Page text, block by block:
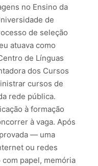
no Ensino da
de
de seleção
atuava como
de Línguas
dos Cursos
cursos de
rede pública.
à formação
à vaga. Após
— uma
ou redes
papel, memória